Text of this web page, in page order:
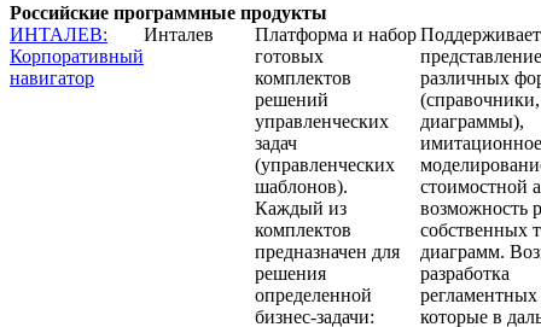
Российские программные продукты
ИНТАЛЕВ:
Корпоративный
навигатор
Инталев
Платформа и набор
готовых
комплектов
решений
управленческих
задач
(управленческих
шаблонов).
Каждый из
комплектов
предназначен для
решения
определенной
бизнес-задачи:
Поддерживает
различных
(справочники,
диаграммы),
имитационное
стоимостной
возможность
собственных
диаграмм.
разработка
регламентных
которые в